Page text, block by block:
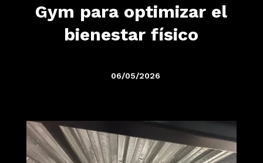
Gym para optimizar el
bienestar físico
06/05/2026